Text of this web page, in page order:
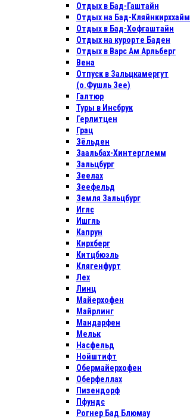
Отдых в Бад-Гаштайн
Отдых на Бад-Кляйнкирххайм
Отдых в Бад-Хофгаштайн
Отдых на курорте Баден
Отдых в Варс Ам Арльберг
Вена
Отпуск в Зальцкамергут
(о.Фушль Зее)
Галтюр
Туры в Инсбрук
Герлитцен
Грац
Зёльден
Заальбах-Хинтерглемм
Зальцбург
Зеелах
Зеефельд
Земля Зальцбург
Иглс
Ишгль
Капрун
Кирхберг
Китцбюэль
Клягенфурт
Лех
Линц
Майерхофен
Майрлинг
Мандарфен
Мельк
Насфельд
Нойштифт
Обермайерхофен
Оберфеллах
Пизендорф
Пфундс
Рогнер Бад Блюмау